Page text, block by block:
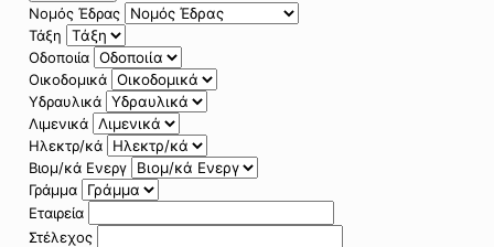
Νομός Έδρας
Τάξη
Οδοποιία
Οικοδομικά
Υδραυλικά
Λιμενικά
Ηλεκτρ/κά
Βιομ/κά Ενεργ
Γράμμα
Εταιρεία
Στέλεχος